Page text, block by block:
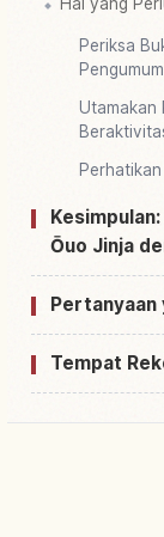
Periksa
Utamakan
Ōuo Jinja
Pertanyaan
Tempat